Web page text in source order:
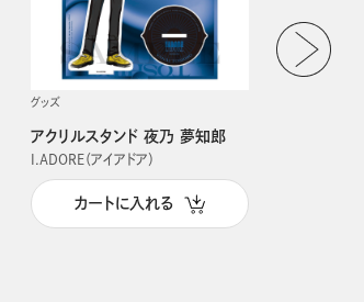
グッズ
アクリルスタンド 夜乃 夢知郎
I.ADORE（アイアドア）
カートに入れる